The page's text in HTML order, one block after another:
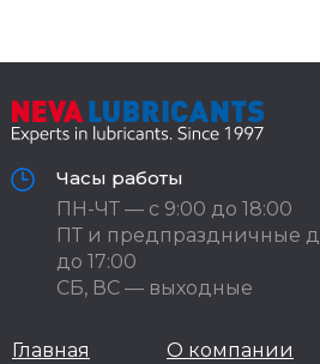
Часы работы
ПН-ЧТ — с 9:00 до 18:00
ПТ и предпраздничные
до 17:00
СБ, ВС — выходные
Главная О компании